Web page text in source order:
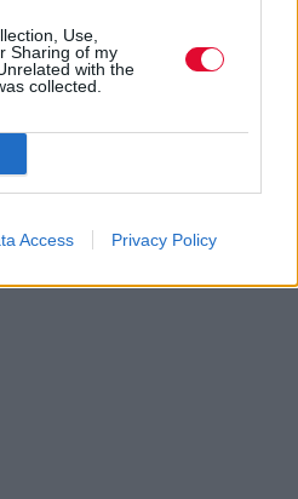
Use,
Sharing of my
with the
collected.
Access Privacy Policy